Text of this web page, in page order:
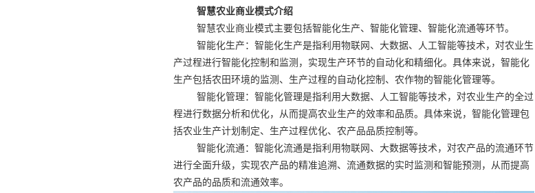
智慧农业商业模式介绍
智慧农业商业模式主要包括智能化生产、智能化管理、智能化流通等环节。
智能化生产：智能化生产是指利用物联网、大数据、人工智能等技术，对农业生
产过程进行智能化控制和监测，实现生产环节的自动化和精细化。具体来说，智能化
生产包括农田环境的监测、生产过程的自动化控制、农作物的智能化管理等。
智能化管理：智能化管理是指利用大数据、人工智能等技术，对农业生产的全过
程进行数据分析和优化，从而提高农业生产的效率和品质。具体来说，智能化管理包
括农业生产计划制定、生产过程优化、农产品品质控制等。
智能化流通：智能化流通是指利用物联网、大数据等技术，对农产品的流通环节
进行全面升级，实现农产品的精准追溯、流通数据的实时监测和智能预测，从而提高
农产品的品质和流通效率。